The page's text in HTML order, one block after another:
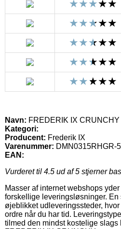
Navn: FREDERIK IX CRUNCHY
Kategori:
Producent: Frederik IX
Varenummer: DMN0315RHGR-
EAN:
Vurderet til 4.5 ud af 5 stjerner
Masser af internet webshops
forskellige leveringsløsninger. En
øjeblikket udleveringssteder,
ordre når du har tid.
tilmed den mindst kostelige slags